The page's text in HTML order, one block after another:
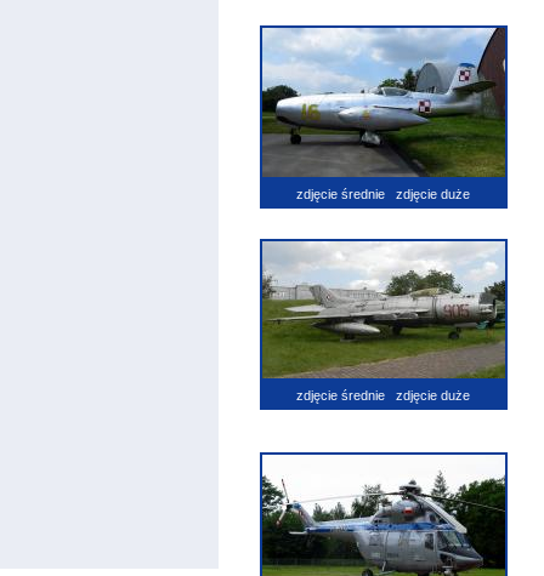
zdjęcie średnie zdjęcie duże
zdjęcie średnie zdjęcie duże